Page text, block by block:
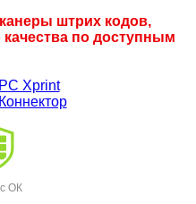
штрих кодов,
по доступным
ОК